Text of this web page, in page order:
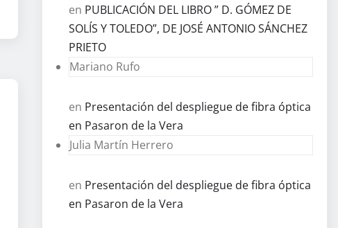
en PUBLICACIÓN DEL LIBRO ” D. GÓMEZ DE
SOLÍS Y TOLEDO”, DE JOSÉ ANTONIO SÁNCHEZ
PRIETO
Mariano Rufo
en Presentación del despliegue de fibra óptica
en Pasaron de la Vera
Julia Martín Herrero
en Presentación del despliegue de fibra óptica
en Pasaron de la Vera